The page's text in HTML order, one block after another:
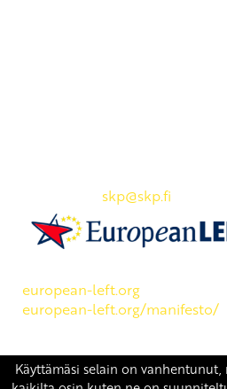
skp@skp.fi
european-left.org
european-left.org/manifesto/